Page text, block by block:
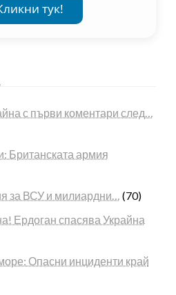
тук!
с първи коментари след…
Британската армия
за ВСУ и милиардни… (70)
Ердоган спасява Украйна
Опасни инциденти край